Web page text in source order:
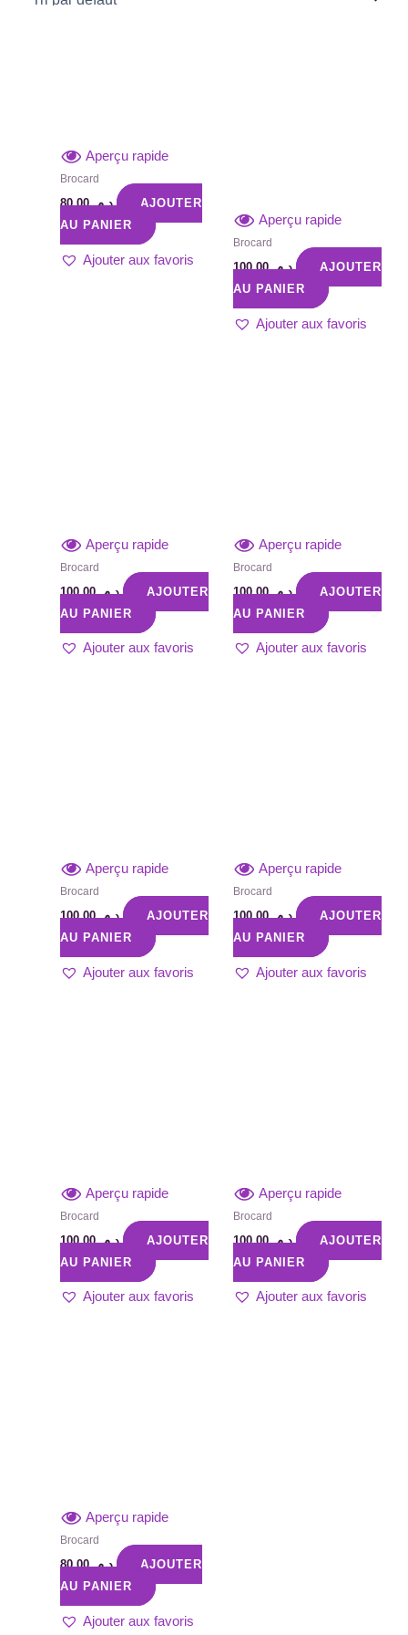
Aperçu rapide
Brocard
د.م.80,00
AJOUTER
AU PANIER
Ajouter aux favoris
Aperçu rapide
Brocard
د.م.100,00
AJOUTER
AU PANIER
Ajouter aux favoris
Aperçu rapide
Brocard
د.م.100,00
AJOUTER
AU PANIER
Ajouter aux favoris
Aperçu rapide
Brocard
د.م.100,00
AJOUTER
AU PANIER
Ajouter aux favoris
Aperçu rapide
Brocard
د.م.100,00
AJOUTER
AU PANIER
Ajouter aux favoris
Aperçu rapide
Brocard
د.م.100,00
AJOUTER
AU PANIER
Ajouter aux favoris
Aperçu rapide
Brocard
د.م.100,00
AJOUTER
AU PANIER
Ajouter aux favoris
Aperçu rapide
Brocard
د.م.100,00
AJOUTER
AU PANIER
Ajouter aux favoris
Aperçu rapide
Brocard
د.م.80,00
AJOUTER
AU PANIER
Ajouter aux favoris